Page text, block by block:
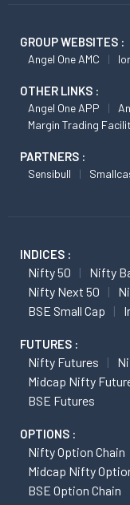
GROUP WEBSITES :
Angel One AMC
OTHER LINKS :
Angel One APP
Margin Trading
PARTNERS :
Sensibull
INDICES :
Nifty 50 Nifty
Nifty Next 50
BSE Small Cap
FUTURES :
Nifty Futures
Midcap Nifty
BSE Futures
OPTIONS :
Nifty Option Chain
Midcap Nifty
BSE Option Chain